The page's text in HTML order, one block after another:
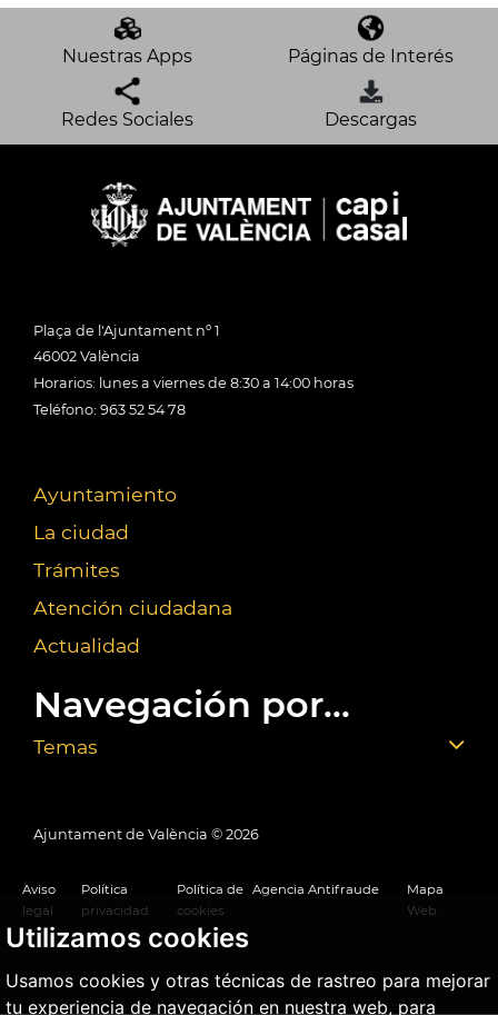
Utilizamos cookies
Usamos cookies y otras técnicas de rastreo para mejorar
tu experiencia de navegación en nuestra web, para
Nuestras Apps Páginas de Interés
Redes Sociales Descargas
Plaça de l'Ajuntament nº 1
46002 València
Horarios: lunes a viernes de 8:30 a 14:00 horas
Teléfono: 963 52 54 78
Ayuntamiento
La ciudad
Trámites
Atención ciudadana
Actualidad
Navegación por...
Temas
Ajuntament de València © 2026
Aviso
legal
Política
privacidad
Política de
cookies
Agencia Antifraude
Mapa
Web